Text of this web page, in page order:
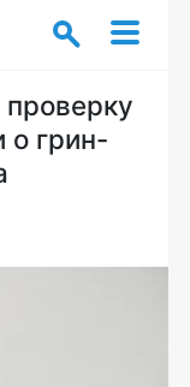
о грин-